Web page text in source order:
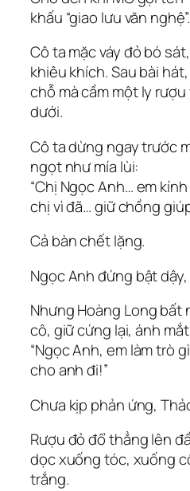
khấu “giao lưu văn nghệ”.
Cô ta mặc váy đỏ bó
khiêu khích. Sau bài
chỗ mà cầm một ly
dưới.
Cô ta dừng ngay trước
ngọt như mía lùi:
“Chị Ngọc Anh… em
chị vì đã… giữ chồng
Cả bàn chết lặng.
Ngọc Anh đứng bật
Nhưng Hoàng Long bất
cô, giữ cứng lại, ánh
“Ngọc Anh, em làm trò
cho anh đi!”
Chưa kịp phản ứng,
Rượu đỏ đổ thẳng lên
dọc xuống tóc, xuống
trắng.